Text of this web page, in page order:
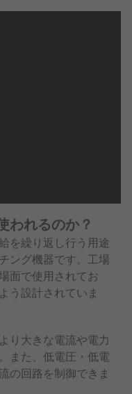
われるのか？
を繰り返し行う用途
ング機器です。工場
面で使用されてお
う設計されていま
り大きな電流や電力
また、低電圧・低電
の回路を制御できま